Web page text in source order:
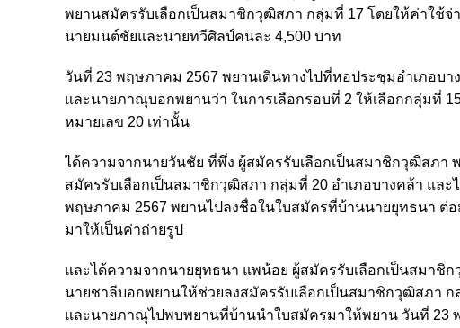
พยานสมัครรับเลือกเป็นสมาชิกวุฒิสภา กลุ่มที่ 17 โดยให้ค่าใช้จ่
นายมนต์ชัยและนายทวีศิลป์คนละ 4,500 บาท
วันที่ 23 พฤษภาคม 2567 พยานเดินทางไปที่หอประชุมอำเภอบ
และนายภาณุบอกพยานว่า ในการเลือกรอบที่ 2 ให้เลือกกลุ่มที่
หมายเลข 20 เท่านั้น
ได้ความจากนายวันชัย ที่พึ่ง ผู้สมัครรับเลือกเป็นสมาชิกวุฒิสภา
สมัครรับเลือกเป็นสมาชิกวุฒิสภา กลุ่มที่ 20 อำเภอบางคล้า และ
พฤษภาคม 2567 พยานไปลงชื่อในใบสมัครที่บ้านนายยุทธนา ต่
มาให้เป็นค่าถ่ายรูป
และได้ความจากนายยุทธนา แพน้อย ผู้สมัครรับเลือกเป็นสมา
นายชาลีบอกพยานให้ช่วยลงสมัครรับเลือกเป็นสมาชิกวุฒิสภา
และนายภาณุไปพบพยานที่บ้านนำใบสมัครมาให้พยาน วันที่ 23